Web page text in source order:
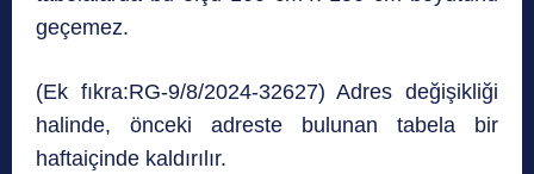
geçemez.
(Ek fıkra:RG-9/8/2024-32627) Adres değişikliği
halinde, önceki adreste bulunan tabela bir
haftaiçinde kaldırılır.